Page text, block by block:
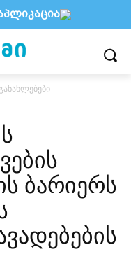
ბარიერს